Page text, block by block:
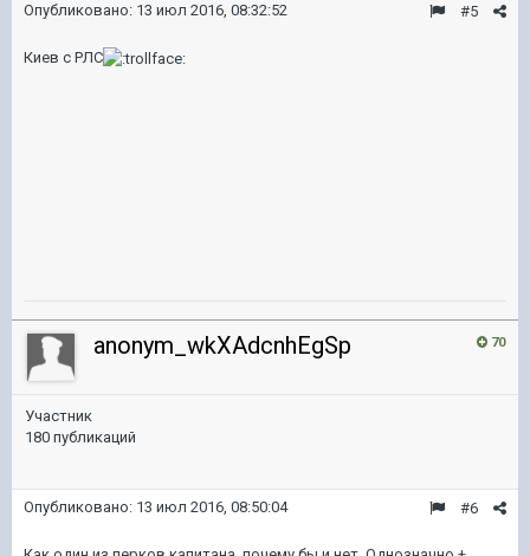
#5
Опубликовано: 13 июл 2016, 08:32:52
Киев с РЛС
70
anonym_wkXAdcnhEgSp
Участник
180 публикаций
#6
Опубликовано: 13 июл 2016, 08:50:04